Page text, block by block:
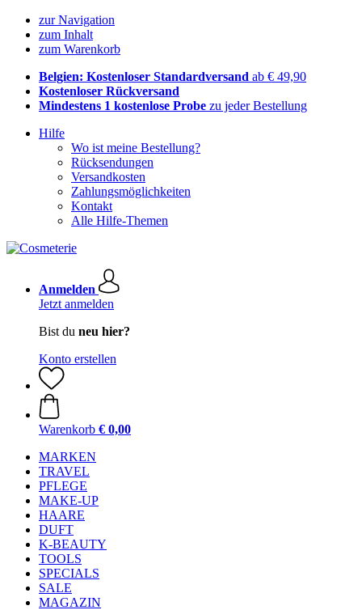
zur Navigation
zum Inhalt
zum Warenkorb
Belgien: Kostenloser Standardversand ab € 49,90
Kostenloser Rückversand
Mindestens 1 kostenlose Probe zu jeder Bestellung
Hilfe
Wo ist meine Bestellung?
Rücksendungen
Versandkosten
Zahlungsmöglichkeiten
Kontakt
Alle Hilfe-Themen
Anmelden
Jetzt anmelden
Bist du neu hier?
Konto erstellen
Warenkorb € 0,00
MARKEN
TRAVEL
PFLEGE
MAKE-UP
HAARE
DUFT
K-BEAUTY
TOOLS
SPECIALS
SALE
MAGAZIN